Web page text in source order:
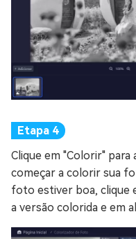
Clique em "Colorir" para
começar a colorir sua
foto estiver boa, clique
a versão colorida e em